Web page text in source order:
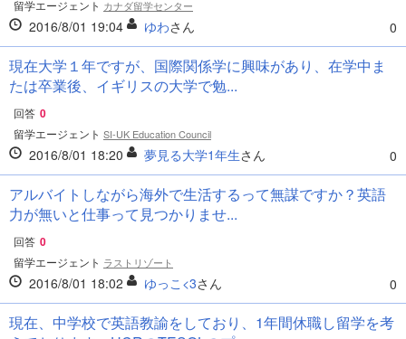
留学エージェント カナダ留学センター
2016/8/01 19:04 ゆわさん 0
現在大学１年ですが、国際関係学に興味があり、在学中ま
たは卒業後、イギリスの大学で勉...
回答 0
留学エージェント SI-UK Education Council
2016/8/01 18:20 夢見る大学1年生さん 0
アルバイトしながら海外で生活するって無謀ですか？英語
力が無いと仕事って見つかりませ...
回答 0
留学エージェント ラストリゾート
2016/8/01 18:02 ゆっこ<3さん 0
現在、中学校で英語教諭をしており、1年間休職し留学を考